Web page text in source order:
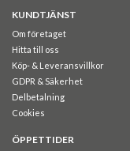
KUNDTJÄNST
Om företaget
Hitta till oss
Köp- & Leveransvillkor
GDPR & Säkerhet
Delbetalning
Cookies
ÖPPETTIDER